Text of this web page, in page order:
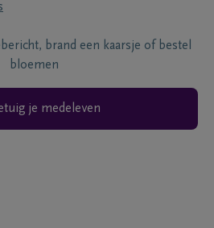
brand een kaarsje of bestel
bloemen
je medeleven